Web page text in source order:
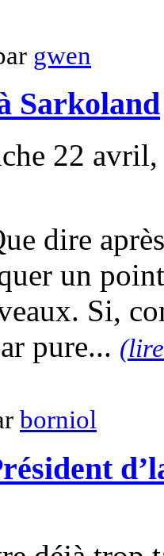
gwen
Sarkoland
22
dire
un
Si,
pure...
borniol